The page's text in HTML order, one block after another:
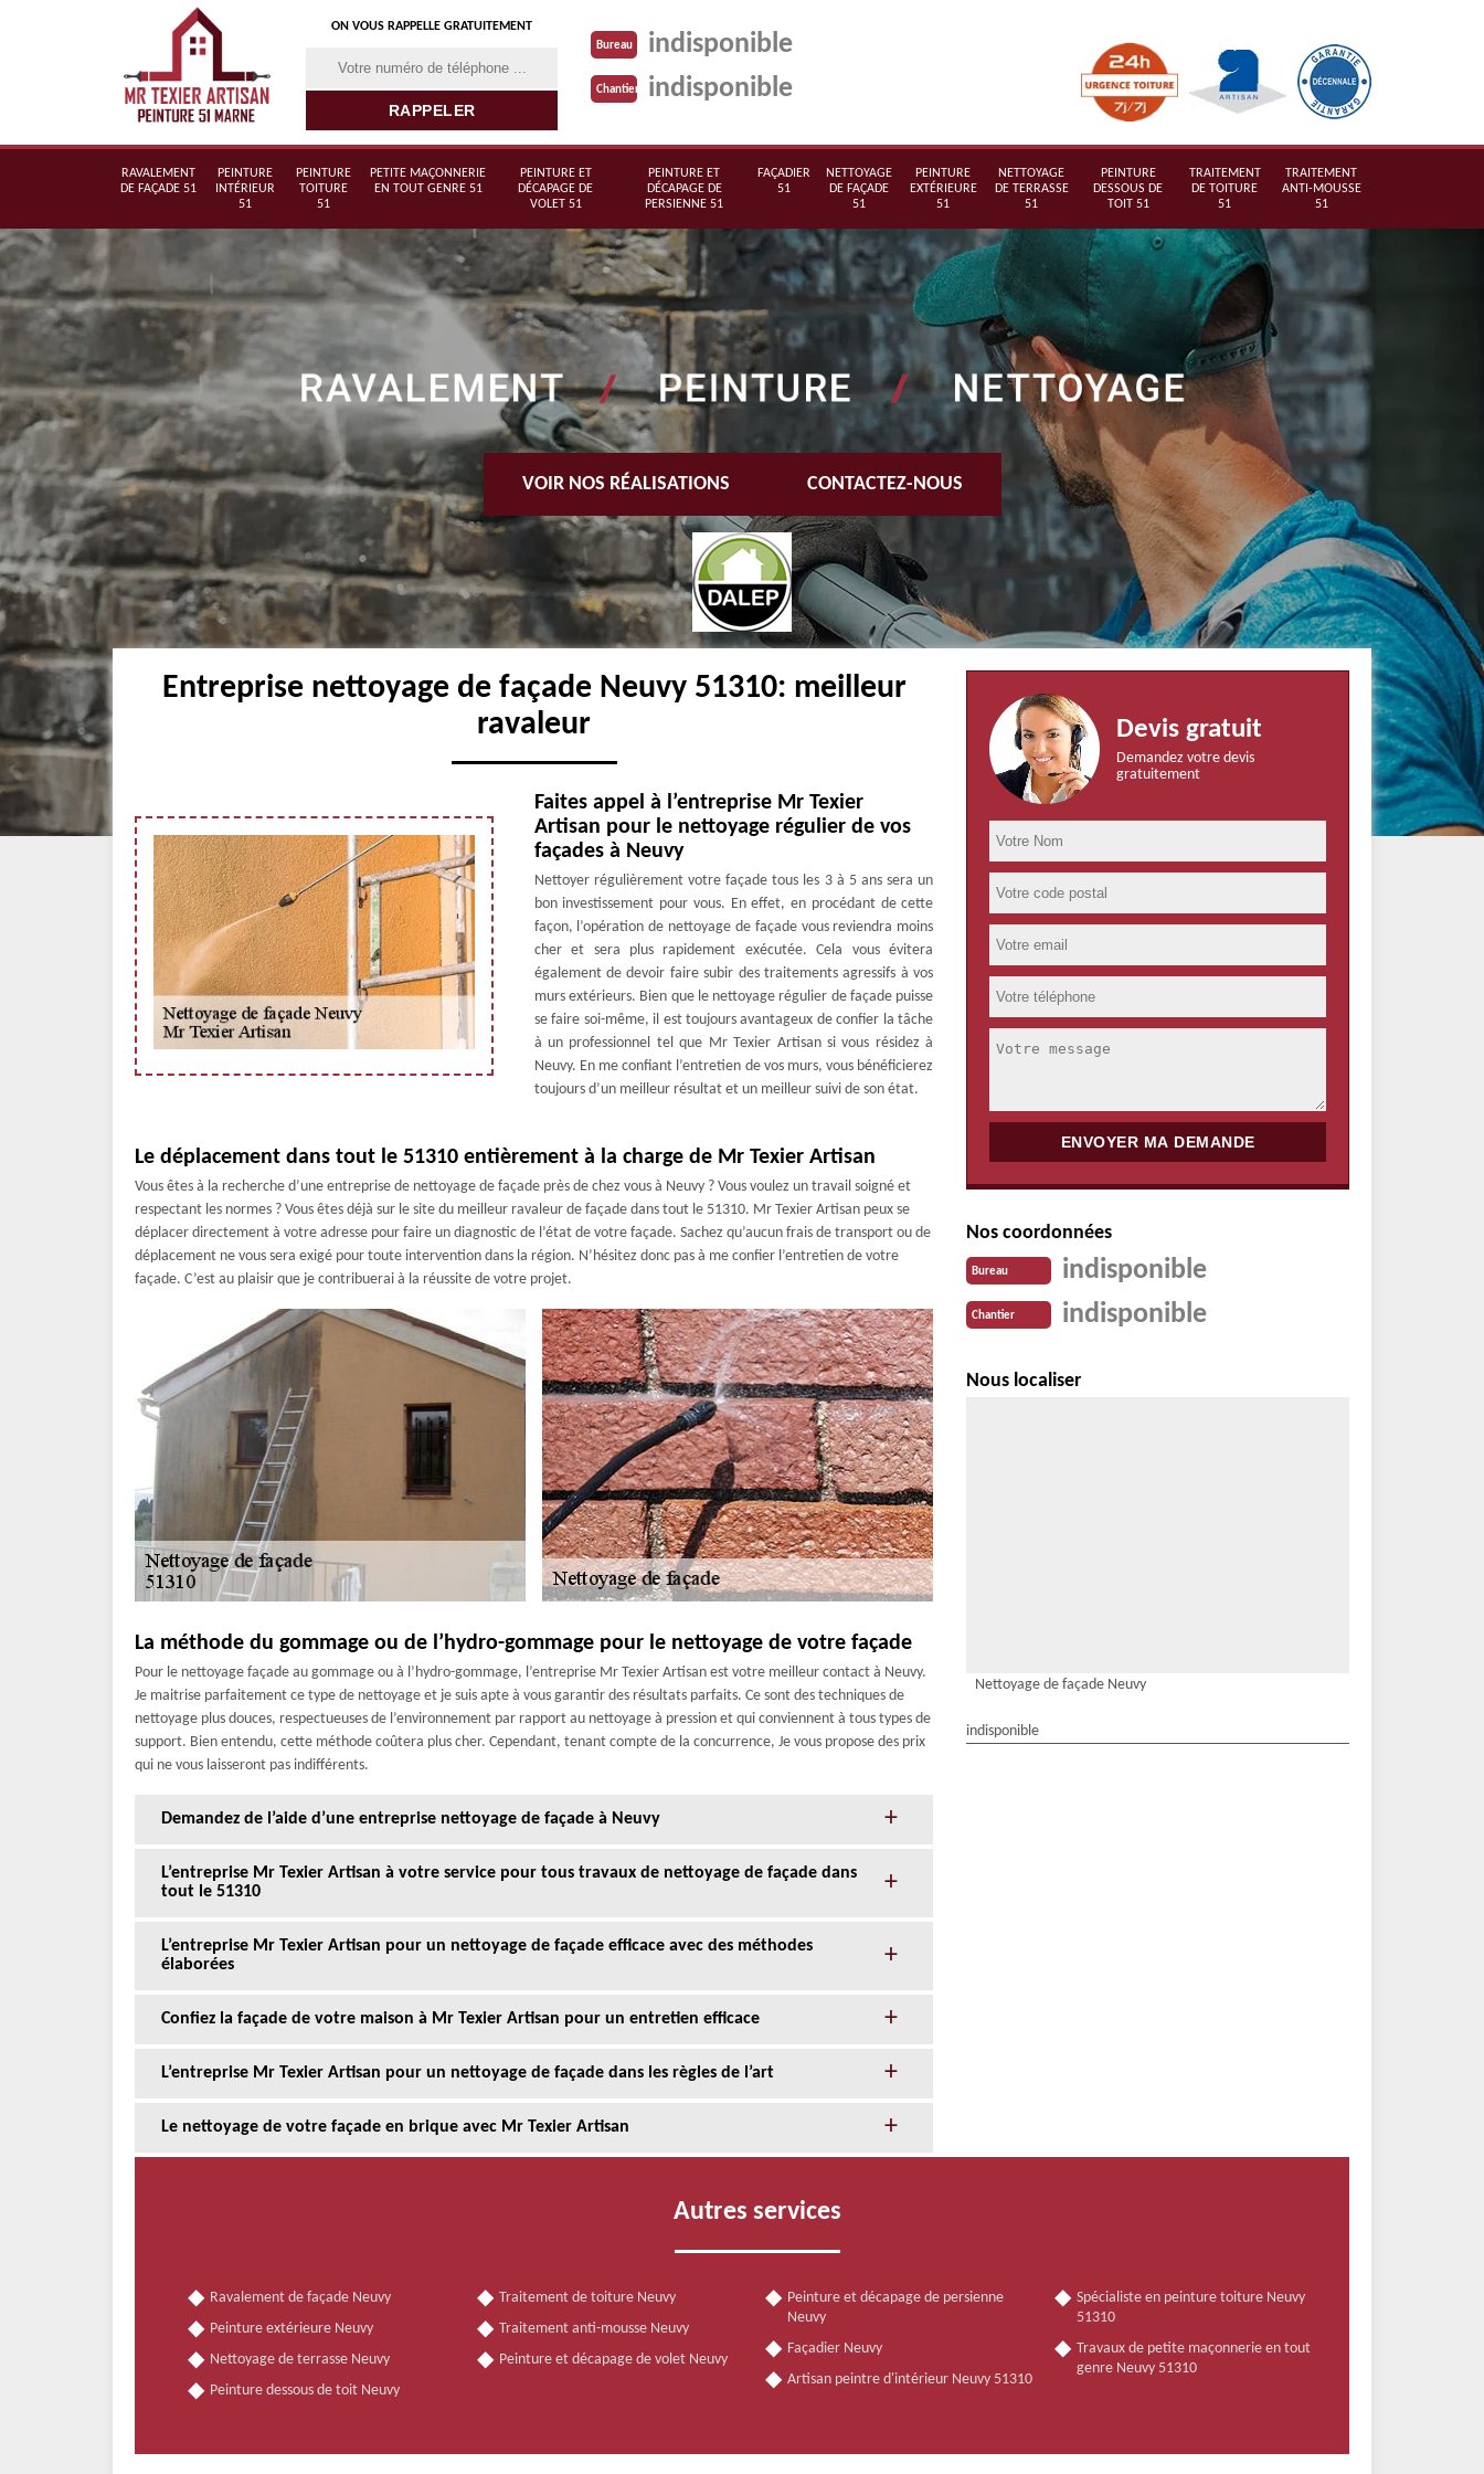
ON VOUS RAPPELLE GRATUITEMENT
Bureau indisponible
Chantier indisponible
RAVALEMENT
DE FAÇADE 51
PEINTURE
INTÉRIEUR
51
PEINTURE
TOITURE
51
PETITE MAÇONNERIE
EN TOUT GENRE 51
PEINTURE ET
DÉCAPAGE DE
VOLET 51
PEINTURE ET
DÉCAPAGE DE
PERSIENNE 51
FAÇADIER
51
NETTOYAGE
DE FAÇADE
51
PEINTURE
EXTÉRIEURE
51
NETTOYAGE
DE TERRASSE
51
PEINTURE
DESSOUS DE
TOIT 51
TRAITEMENT
DE TOITURE
51
TRAITEMENT
ANTI-MOUSSE
51
VOIR NOS RÉALISATIONS CONTACTEZ-NOUS
Entreprise nettoyage de façade Neuvy 51310: meilleur
ravaleur
Faites appel à l’entreprise Mr Texier
Artisan pour le nettoyage régulier de vos
façades à Neuvy
Nettoyer régulièrement votre façade tous les 3 à 5 ans sera un
bon investissement pour vous. En effet, en procédant de cette
façon, l’opération de nettoyage de façade vous reviendra moins
cher et sera plus rapidement exécutée. Cela vous évitera
également de devoir faire subir des traitements agressifs à vos
murs extérieurs. Bien que le nettoyage régulier de façade puisse
se faire soi-même, il est toujours avantageux de confier la tâche
à un professionnel tel que Mr Texier Artisan si vous résidez à
Neuvy. En me confiant l’entretien de vos murs, vous bénéficierez
toujours d’un meilleur résultat et un meilleur suivi de son état.
Le déplacement dans tout le 51310 entièrement à la charge de Mr Texier Artisan
Vous êtes à la recherche d’une entreprise de nettoyage de façade près de chez vous à Neuvy ? Vous voulez un travail soigné et
respectant les normes ? Vous êtes déjà sur le site du meilleur ravaleur de façade dans tout le 51310. Mr Texier Artisan peux se
déplacer directement à votre adresse pour faire un diagnostic de l’état de votre façade. Sachez qu’aucun frais de transport ou de
déplacement ne vous sera exigé pour toute intervention dans la région. N’hésitez donc pas à me confier l’entretien de votre
façade. C’est au plaisir que je contribuerai à la réussite de votre projet.
La méthode du gommage ou de l’hydro-gommage pour le nettoyage de votre façade
Pour le nettoyage façade au gommage ou à l’hydro-gommage, l’entreprise Mr Texier Artisan est votre meilleur contact à Neuvy.
Je maitrise parfaitement ce type de nettoyage et je suis apte à vous garantir des résultats parfaits. Ce sont des techniques de
nettoyage plus douces, respectueuses de l’environnement par rapport au nettoyage à pression et qui conviennent à tous types de
support. Bien entendu, cette méthode coûtera plus cher. Cependant, tenant compte de la concurrence, Je vous propose des prix
qui ne vous laisseront pas indifférents.
Demandez de l’aide d’une entreprise nettoyage de façade à Neuvy
L’entreprise Mr Texier Artisan à votre service pour tous travaux de nettoyage de façade dans
tout le 51310
L’entreprise Mr Texier Artisan pour un nettoyage de façade efficace avec des méthodes
élaborées
Confiez la façade de votre maison à Mr Texier Artisan pour un entretien efficace
L’entreprise Mr Texier Artisan pour un nettoyage de façade dans les règles de l’art
Le nettoyage de votre façade en brique avec Mr Texier Artisan
Devis gratuit
Demandez votre devis
gratuitement
Nos coordonnées
Bureau indisponible
Chantier indisponible
Nous localiser
Nettoyage de façade Neuvy
indisponible
Autres services
Ravalement de façade Neuvy
Peinture extérieure Neuvy
Nettoyage de terrasse Neuvy
Peinture dessous de toit Neuvy
Traitement de toiture Neuvy
Traitement anti-mousse Neuvy
Peinture et décapage de volet Neuvy
Peinture et décapage de persienne
Neuvy
Façadier Neuvy
Artisan peintre d'intérieur Neuvy 51310
Spécialiste en peinture toiture Neuvy
51310
Travaux de petite maçonnerie en tout
genre Neuvy 51310